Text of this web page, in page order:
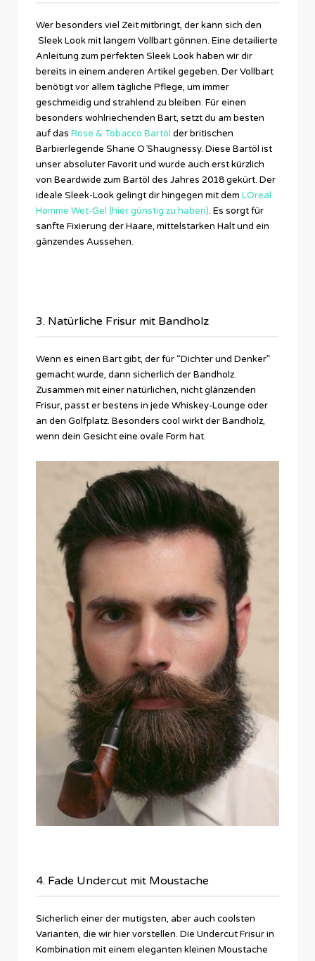
Wer besonders viel Zeit mitbringt, der kann sich den
Sleek Look mit langem Vollbart gönnen. Eine detailierte
Anleitung zum perfekten Sleek Look haben wir dir
bereits in einem anderen Artikel gegeben. Der Vollbart
benötigt vor allem tägliche Pflege, um immer
geschmeidig und strahlend zu bleiben. Für einen
besonders wohlriechenden Bart, setzt du am besten
auf das Rose & Tobacco Bartöl der britischen
Barbierlegende Shane O´Shaugnessy. Diese Bartöl ist
unser absoluter Favorit und wurde auch erst kürzlich
von Beardwide zum Bartöl des Jahres 2018 gekürt. Der
ideale Sleek-Look gelingt dir hingegen mit dem LÓreal
Homme Wet-Gel (hier günstig zu haben). Es sorgt für
sanfte Fixierung der Haare, mittelstarken Halt und ein
gänzendes Aussehen.
3. Natürliche Frisur mit Bandholz
Wenn es einen Bart gibt, der für “Dichter und Denker”
gemacht wurde, dann sicherlich der Bandholz.
Zusammen mit einer natürlichen, nicht glänzenden
Frisur, passt er bestens in jede Whiskey-Lounge oder
an den Golfplatz. Besonders cool wirkt der Bandholz,
wenn dein Gesicht eine ovale Form hat.
4. Fade Undercut mit Moustache
Sicherlich einer der mutigsten, aber auch coolsten
Varianten, die wir hier vorstellen. Die Undercut Frisur in
Kombination mit einem eleganten kleinen Moustache